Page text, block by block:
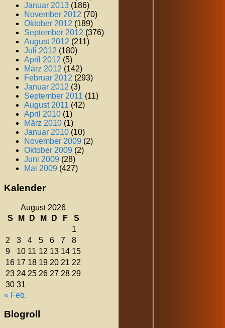
Januar 2013 (186)
November 2012 (70)
Oktober 2012 (189)
September 2012 (376)
August 2012 (211)
Juli 2012 (180)
April 2012 (5)
März 2012 (142)
Februar 2012 (293)
Januar 2012 (3)
September 2011 (11)
August 2011 (42)
April 2010 (1)
März 2010 (1)
Januar 2010 (10)
November 2009 (2)
Oktober 2009 (2)
Juni 2009 (28)
Mai 2009 (427)
Kalender
August 2026
S
M D M D F
S
1
2
3 4 5 6 7
8
9
10 11 12 13 14 15
16 17 18 19 20 21 22
23 24 25 26 27 28 29
30 31
« Feb.
Blogroll